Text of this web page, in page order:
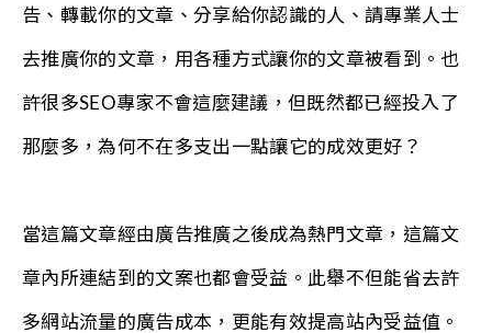
告、轉載你的文章、分享給你認識的人、請專業人士
去推廣你的文章，用各種方式讓你的文章被看到。也
許很多SEO專家不會這麼建議，但既然都已經投入了
那麼多，為何不在多支出一點讓它的成效更好？
當這篇文章經由廣告推廣之後成為熱門文章，這篇文
章內所連結到的文案也都會受益。此舉不但能省去許
多網站流量的廣告成本，更能有效提高站內受益值。